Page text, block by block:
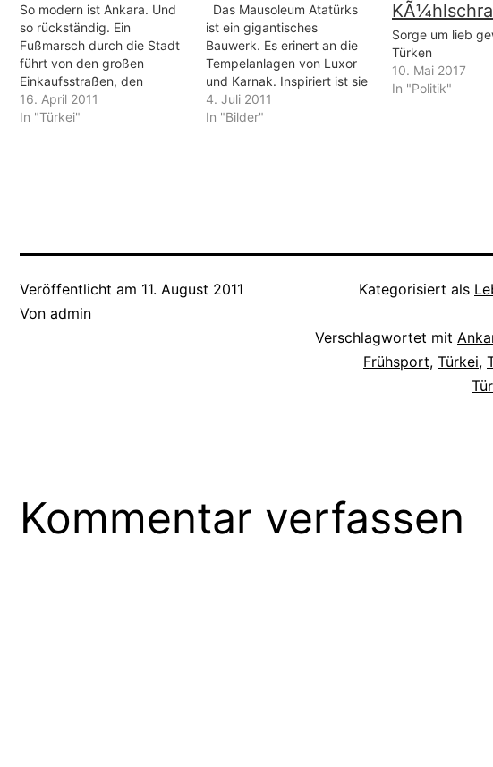
So modern ist Ankara. Und
so rückständig. Ein
Fußmarsch durch die Stadt
führt von den großen
Einkaufsstraßen, den
weltoffenen Kneipenvierteln
bis hinauf auf die Zitadelle.
16. April 2011
In "Türkei"
Das Mausoleum Atatürks
ist ein gigantisches
Bauwerk. Es erinert an die
Tempelanlagen von Luxor
und Karnak. Inspiriert ist sie
Anlage von der Antike,
deren Geist sie mit
4. Juli 2011
In "Bilder"
Sorge um lieb
Türken
10. Mai 2017
In "Politik"
Veröffentlicht am 11. August 2011
Von admin
Kategorisiert als
Verschlagwortet mit
Frühsport, Türkei,
Kommentar verfassen